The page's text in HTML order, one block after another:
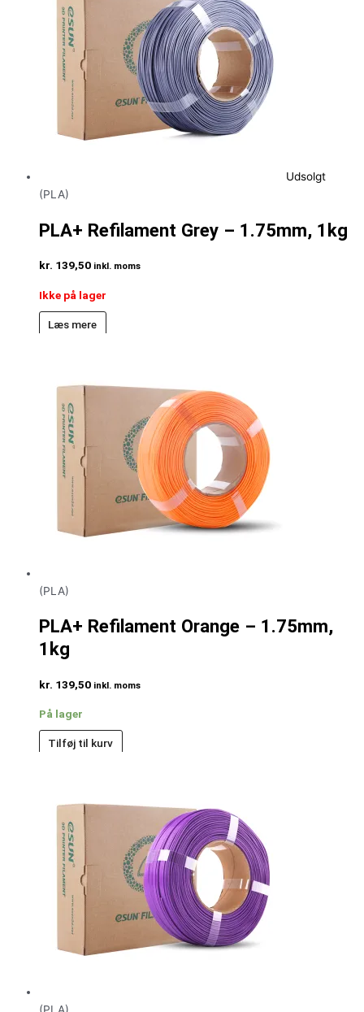
Udsolgt
(PLA)
PLA+ Refilament Grey – 1.75mm, 1kg
kr. 139,50 inkl. moms
Ikke på lager
Læs mere
(PLA)
PLA+ Refilament Orange – 1.75mm,
1kg
kr. 139,50 inkl. moms
På lager
Tilføj til kurv